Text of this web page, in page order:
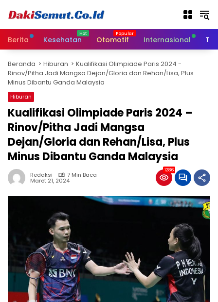
Berita Kesehatan Otomotif Internasional
Beranda Hiburan
Kualifikasi Olimpiade Paris 2024 -
Rinov/Pitha Jadi Mangsa Dejan/Gloria dan Rehan/Lisa, Plus
Minus Dibantu Ganda Malaysia
Hiburan
Kualifikasi Olimpiade Paris 2024 –
Rinov/Pitha Jadi Mangsa
Dejan/Gloria dan Rehan/Lisa, Plus
Minus Dibantu Ganda Malaysia
Redaksi 7 Min Baca
Maret 21, 2024
1286